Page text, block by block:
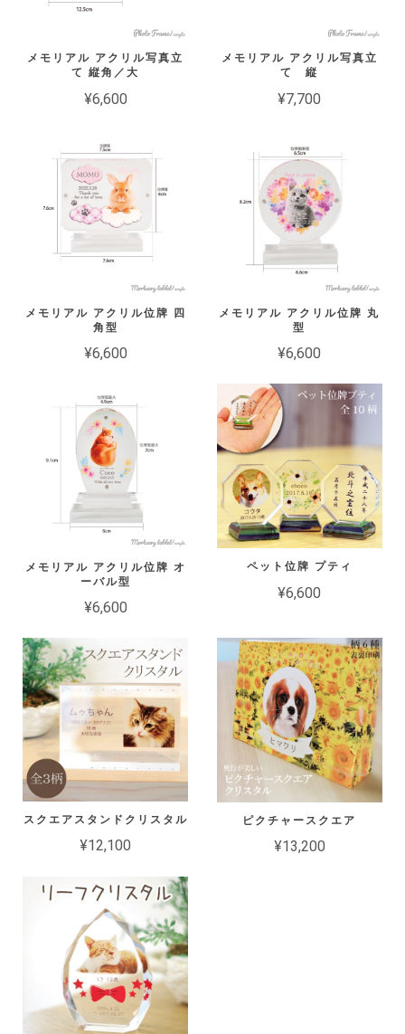
メモリアル アクリル写真立
て 縦角／大
¥6,600
メモリアル アクリル写真立
て 縦
¥7,700
メモリアル アクリル位牌 四
角型
¥6,600
メモリアル アクリル位牌 丸
型
¥6,600
メモリアル アクリル位牌 オ
ーバル型
¥6,600
ペット位牌 プティ
¥6,600
スクエアスタンドクリスタル
¥12,100
ピクチャースクエア
¥13,200